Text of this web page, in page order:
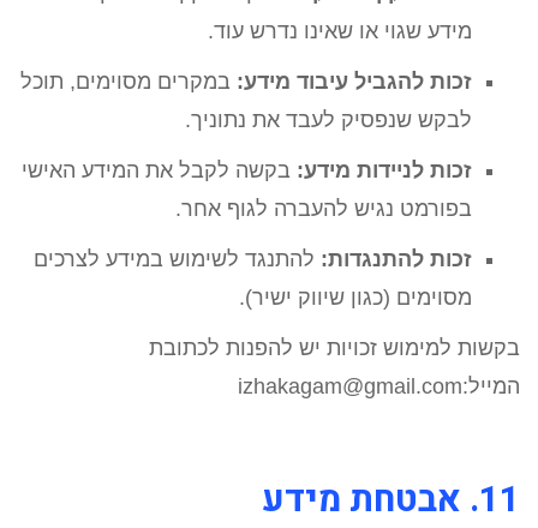
מידע שגוי או שאינו נדרש עוד.
זכות להגביל עיבוד מידע: במקרים מסוימים, תוכל
לבקש שנפסיק לעבד את נתוניך.
זכות לניידות מידע: בקשה לקבל את המידע האישי
בפורמט נגיש להעברה לגוף אחר.
זכות להתנגדות: להתנגד לשימוש במידע לצרכים
מסוימים (כגון שיווק ישיר).
בקשות למימוש זכויות יש להפנות לכתובת
המייל:izhakagam@gmail.com
11. אבטחת מידע